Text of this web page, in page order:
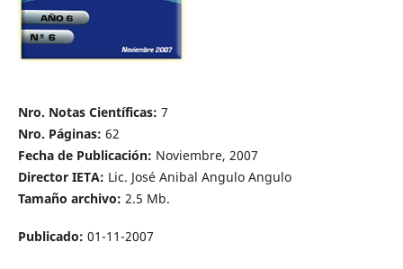
Nro. Notas Científicas: 7
Nro. Páginas: 62
Fecha de Publicación: Noviembre, 2007
Director IETA: Lic. José Anibal Angulo Angulo
Tamaño archivo: 2.5 Mb.
Publicado: 01-11-2007